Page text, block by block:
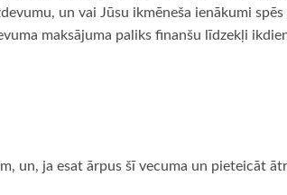
un vai Jūsu ikmēneša ienākumi spēs
maksājuma paliks finanšu līdzekļi
un, ja esat ārpus šī vecuma un pieteicāt